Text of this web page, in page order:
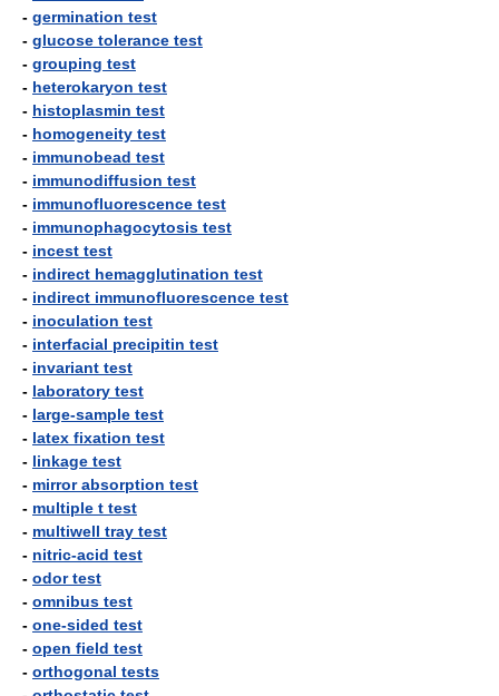
- germination test
- glucose tolerance test
- grouping test
- heterokaryon test
- histoplasmin test
- homogeneity test
- immunobead test
- immunodiffusion test
- immunofluorescence test
- immunophagocytosis test
- incest test
- indirect hemagglutination test
- indirect immunofluorescence test
- inoculation test
- interfacial precipitin test
- invariant test
- laboratory test
- large-sample test
- latex fixation test
- linkage test
- mirror absorption test
- multiple t test
- multiwell tray test
- nitric-acid test
- odor test
- omnibus test
- one-sided test
- open field test
- orthogonal tests